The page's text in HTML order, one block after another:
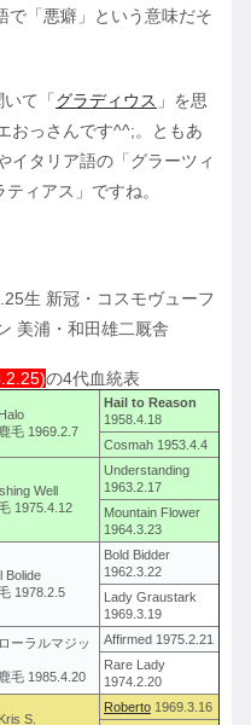
「悪癖」という意味だそ
て「グラディウス 」を思
おっさんです^^;。ともあ
イタリア語の「グラーツィ
ィアス」ですね。
生 新冠・コスモヴューフ
美浦・和田雄二厩舎
の4代血統表
毛 1969.2.7
Hail to Reason
1958.4.18
Cosmah 1953.4.4
Well
1975.4.12
Understanding
1963.2.17
Mountain Flower
1964.3.23
Bolide
1978.2.5
Bold Bidder
1962.3.22
Lady Graustark
1969.3.19
ーラルマジッ
毛 1985.4.20
Affirmed 1975.2.21
Rare Lady
1974.2.20
S.
Roberto 1969.3.16